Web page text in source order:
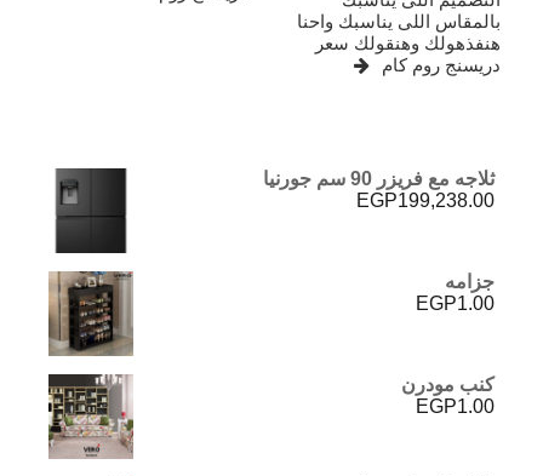
بالمقاس اللى يناسبك واحنا
هنفذهولك وهنقولك سعر
دريسنج روم كام
ثلاجه مع فريزر 90 سم جورنيا
EGP199,238.00
جزامه
EGP1.00
كنب مودرن
EGP1.00